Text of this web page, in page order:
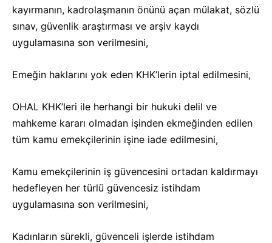
kayırmanın, kadrolaşmanın önünü açan mülakat, sözlü
sınav, güvenlik araştırması ve arşiv kaydı
uygulamasına son verilmesini,
Emeğin haklarını yok eden KHK’lerin iptal edilmesini,
OHAL KHK’leri ile herhangi bir hukuki delil ve
mahkeme kararı olmadan işinden ekmeğinden edilen
tüm kamu emekçilerinin işine iade edilmesini,
Kamu emekçilerinin iş güvencesini ortadan kaldırmayı
hedefleyen her türlü güvencesiz istihdam
uygulamasına son verilmesini,
Kadınların sürekli, güvenceli işlerde istihdam